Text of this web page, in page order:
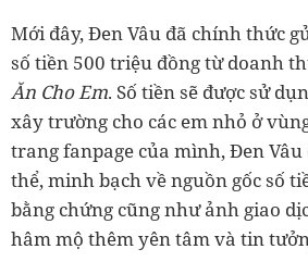
Mới đây, Đen Vâu đã chính thức
số tiền 500 triệu đồng từ doanh
Ăn Cho Em. Số tiền sẽ được sử
xây trường cho các em nhỏ ở
trang fanpage của mình, Đen Vâu
thể, minh bạch về nguồn gốc số
bằng chứng cũng như ảnh giao
hâm mộ thêm yên tâm và tin